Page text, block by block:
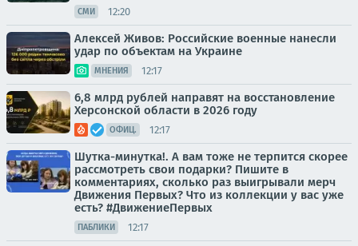
СМИ 12:20
Алексей Живов: Российские военные нанесли
удар по объектам на Украине
МНЕНИЯ 12:17
6,8 млрд рублей направят на восстановление
Херсонской области в 2026 году
ОФИЦ. 12:17
Шутка-минутка!. А вам тоже не терпится скорее
рассмотреть свои подарки? Пишите в
комментариях, сколько раз выигрывали мерч
Движения Первых? Что из коллекции у вас уже
есть? #ДвижениеПервых
ПАБЛИКИ 12:17